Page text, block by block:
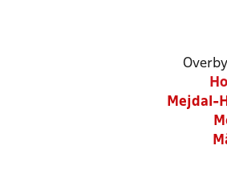
Mejdal-